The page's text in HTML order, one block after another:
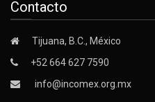
Contacto
Tijuana, B.C., México
+52 664 627 7590
info@incomex.org.mx